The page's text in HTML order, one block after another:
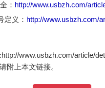
： http://www.usbzh.com/
定义： http://www.usbzh.com/
www.usbzh.com/article/
附上本文链接。